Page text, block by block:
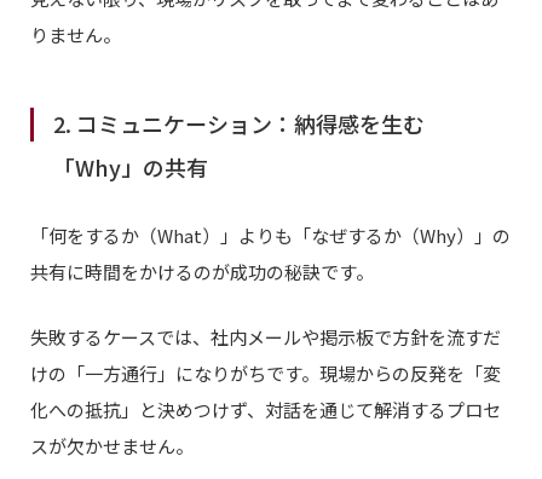
りません。
2. コミュニケーション：納得感を生む
「Why」の共有
「何をするか（What）」よりも「なぜするか（Why）」の
共有に時間をかけるのが成功の秘訣です。
失敗するケースでは、社内メールや掲示板で方針を流すだ
けの「一方通行」になりがちです。現場からの反発を「変
化への抵抗」と決めつけず、対話を通じて解消するプロセ
スが欠かせません。